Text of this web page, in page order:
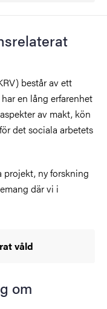
består av ett
en lång erfarenhet
av makt, kön
det sociala arbetets
ny forskning
där vi i
våld
om